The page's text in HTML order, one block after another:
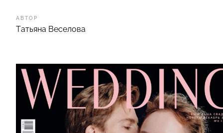
АВТОР
Татьяна Веселова